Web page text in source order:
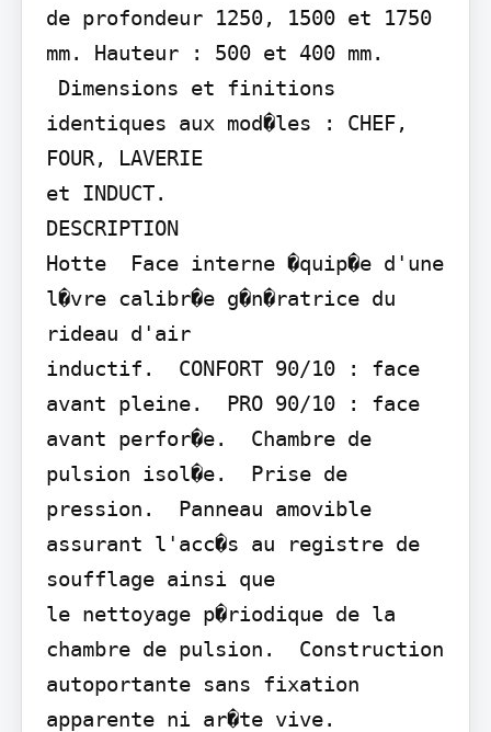
de profondeur 1250, 1500 et 1750
mm. Hauteur : 500 et 400 mm.
identiques aux mod�les : CHEF,
FOUR, LAVERIE
et INDUCT.
DESCRIPTION
Hotte  Face interne �quip�e d'une
l�vre calibr�e g�n�ratrice du
rideau d'air
inductif.  CONFORT 90/10 : face
avant pleine.  PRO 90/10 : face
avant perfor�e.  Chambre de
pulsion isol�e.  Prise de
pression.  Panneau amovible
assurant l'acc�s au registre de
soufflage ainsi que
le nettoyage p�riodique de la
chambre de pulsion.  Construction
autoportante sans fixation
apparente ni ar�te vive.